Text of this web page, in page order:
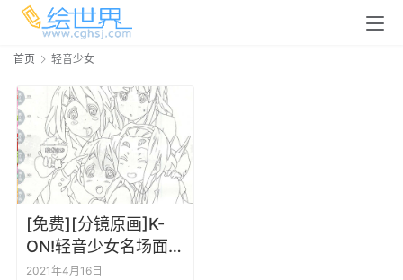
首页 轻音少女
[免费][分镜原画]K-
ON!轻音少女名场面线
画集 SIDE A 有水印
2021年4月16日